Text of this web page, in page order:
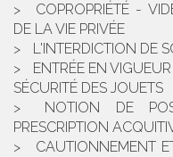
COPROPRIÉTÉ -
DE LA VIE PRIVÉE
L'INTERDICTION DE
ENTRÉE EN
SÉCURITÉ DES JOUETS
NOTION DE
PRESCRIPTION
CAUTIONNEMENT